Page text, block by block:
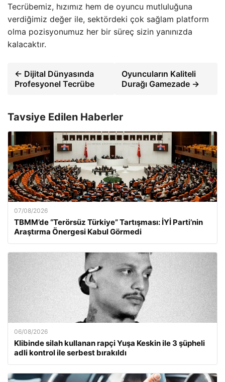
Tecrübemiz, hızımız hem de oyuncu mutluluğuna
verdiğimiz değer ile, sektördeki çok sağlam platform
olma pozisyonumuz her bir süreç sizin yanınızda
kalacaktır.
← Dijital Dünyasında
Profesyonel Tecrübe
Oyuncuların Kaliteli
Durağı Gamezade →
Tavsiye Edilen Haberler
07/08/2026
TBMM’de “Terörsüz Türkiye” Tartışması: İYİ Parti’nin
Araştırma Önergesi Kabul Görmedi
06/08/2026
Klibinde silah kullanan rapçi Yuşa Keskin ile 3 şüpheli
adli kontrol ile serbest bırakıldı